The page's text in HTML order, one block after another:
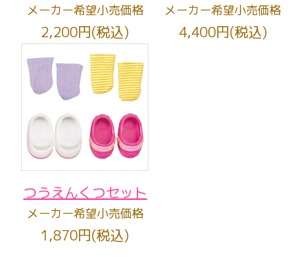
メーカー希望小売価格
2,200円(税込)
メーカー希望小売価格
4,400円(税込)
つうえんくつセット
メーカー希望小売価格
1,870円(税込)